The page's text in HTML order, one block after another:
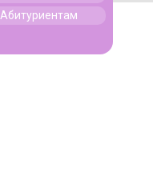
Абитуриентам